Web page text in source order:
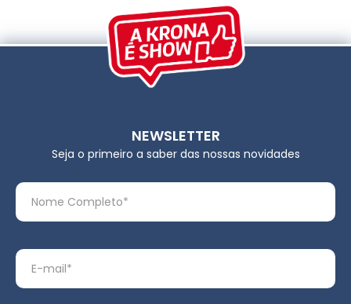
NEWSLETTER
Seja o primeiro a saber das nossas novidades